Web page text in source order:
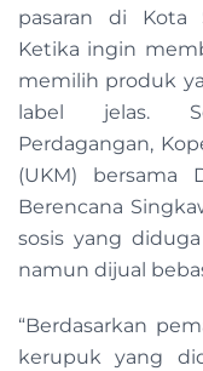
pasaran di Kota
Ketika ingin
memilih produk
label jelas.
Perdagangan,
(UKM) bersama
Berencana
sosis yang
namun dijual
“Berdasarkan
kerupuk yang